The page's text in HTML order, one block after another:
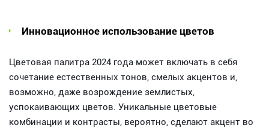
Инновационное использование цветов
Цветовая палитра 2024 года может включать в себя
сочетание естественных тонов, смелых акцентов и,
возможно, даже возрождение землистых,
успокаивающих цветов. Уникальные цветовые
комбинации и контрасты, вероятно, сделают акцент во